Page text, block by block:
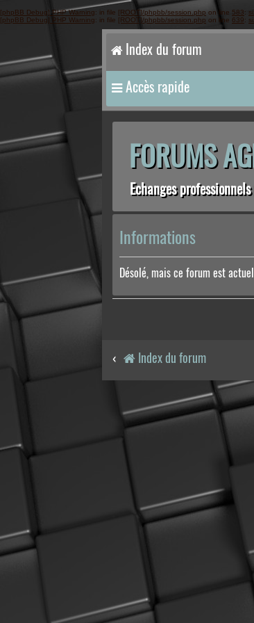
[phpBB Debug] PHP Warning: in file [ROOT]/phpbb/session.php on line 583:
[phpBB Debug] PHP Warning: in file [ROOT]/phpbb/session.php on line 639:
Index du forum
Accès rapide
FORUMS
Echanges
Informations
Désolé, mais ce forum est
Index du forum